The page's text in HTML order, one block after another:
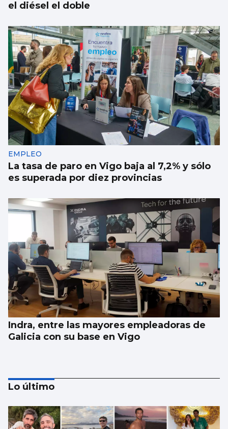
el diésel el doble
EMPLEO
La tasa de paro en Vigo baja al 7,2% y sólo
es superada por diez provincias
Indra, entre las mayores empleadoras de
Galicia con su base en Vigo
Lo último